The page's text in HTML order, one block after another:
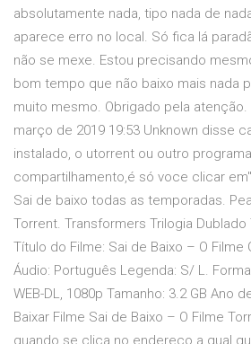
absolutamente nada, tipo nada de
aparece erro no local. Só fica lá
não se mexe. Estou precisando
bom tempo que não baixo mais nada
muito mesmo. Obrigado pela atenção.
março de 2019 19:53 Unknown disse
instalado, o utorrent ou outro
compartilhamento,é só voce clicar
Sai de baixo todas as temporadas.
Torrent. Transformers Trilogia Dublado
Título do Filme: Sai de Baixo – O Filme
Áudio: Português Legenda: S/ L.
WEB-DL, 1080p Tamanho: 3.2 GB Ano
Baixar Filme Sai de Baixo – O Filme